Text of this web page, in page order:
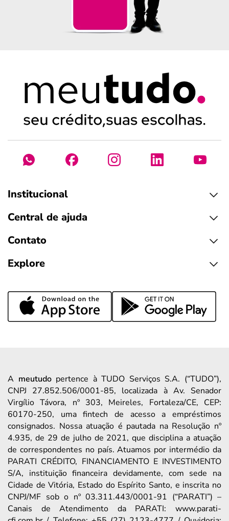
Institucional
Central de ajuda
Contato
Explore
A meutudopertence à TUDO Serviços S.A. (“TUDO”),
CNPJ 27.852.506/0001-85, localizada à Av. Senador
Virgílio Távora, nº 303, Meireles, Fortaleza/CE, CEP:
60170-250, uma fintech de acesso a empréstimos
consignados. Nossa atuação é pautada na Resolução nº
4.935, de 29 de julho de 2021, que disciplina a atuação
de correspondentes no país. Atuamos por intermédio da
PARATI CRÉDITO, FINANCIAMENTO E INVESTIMENTO
S/A, instituição financeira devidamente, com sede na
Cidade de Vitória, Estado do Espírito Santo, e inscrita no
CNPJ/MF sob o nº 03.311.443/0001-91 (“PARATI”) –
Canais de Atendimento da PARATI: www.parati-